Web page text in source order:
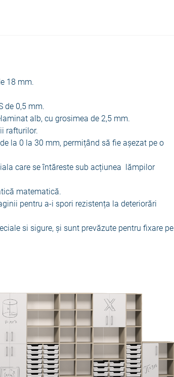
18 mm.
de 0,5 mm.
alb, cu grosimea de 2,5 mm.
rafturilor.
la 0 la 30 mm, permițând să fie așezat pe o
care se întăreste sub acțiunea lămpilor
matematică.
pentru a‑i spori rezistența la deteriorări
si sigure, și sunt prevăzute pentru fixare pe